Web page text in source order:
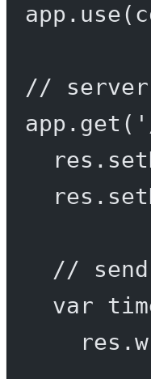
app. use(
//
app. get (
res.
res.
//
var
res.